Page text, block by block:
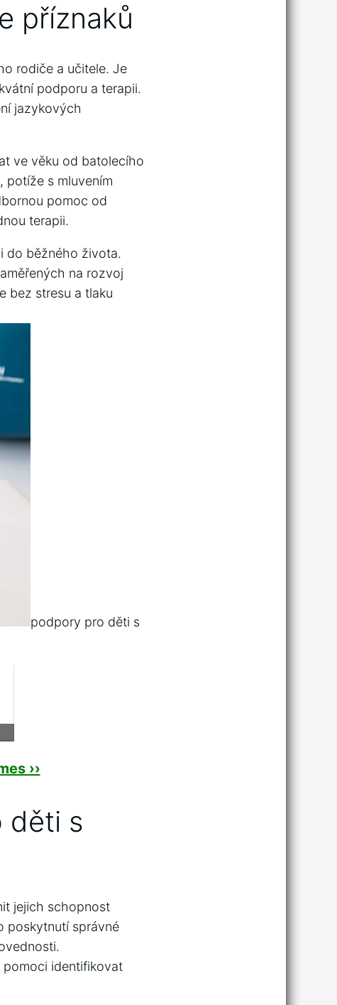
příznaků
rodiče a učitele. Je
podporu a⁣ terapii.
jazykových
ve věku od batolecího
potíže s mluvením​
pomoc od
terapii.
‌do běžného⁤ života.
na rozvoj
bez stresu a tlaku
podpory pro děti s
››
děti s
jejich schopnost
poskytnutí správné‍
identifikovat